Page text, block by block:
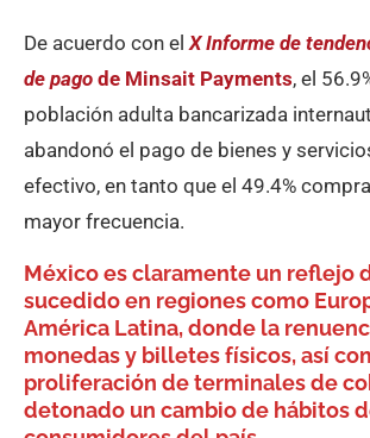
De acuerdo con elX Informe de
de pago de Minsait Payments, el
población adulta bancarizada
abandonó el pago de bienes y
efectivo, en tanto que el 49.4%
mayor frecuencia.
México es claramente un reflejo
sucedido en regiones como
América Latina, donde la
monedas y billetes físicos, así
proliferación de terminales de
detonado un cambio de hábitos